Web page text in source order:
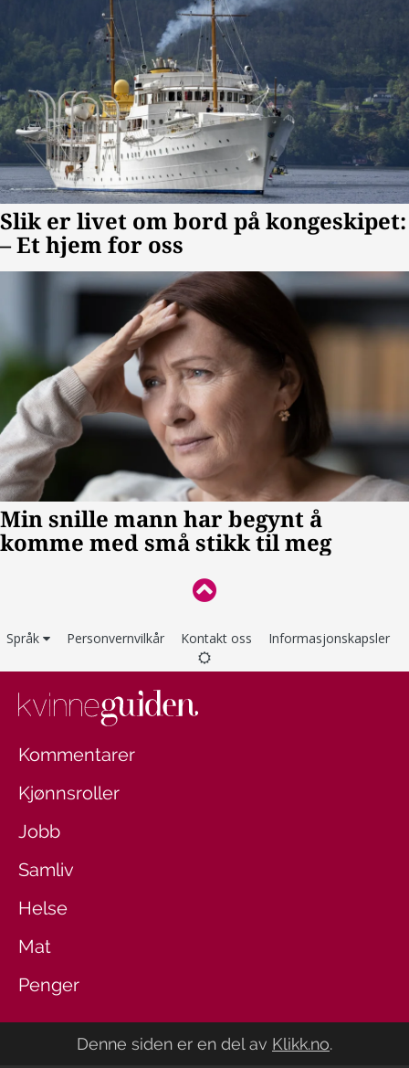
Språk Personvernvilkår Kontakt oss Informasjonskapsler
Kommentarer
Kjønnsroller
Jobb
Samliv
Helse
Mat
Penger
Denne siden er en del av Klikk.no.